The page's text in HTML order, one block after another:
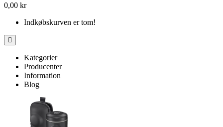
0,00 kr
Indkøbskurven er tom!
Kategorier
Producenter
Information
Blog